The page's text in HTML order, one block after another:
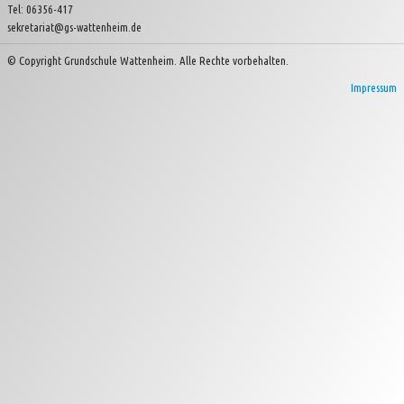
Kinder- und Jugendverein Wattenheim e.V.
Tel: 06356-417
sekretariat@gs-wattenheim.de
© Copyright Grundschule Wattenheim. Alle Rechte vorbehalten.
Impressum